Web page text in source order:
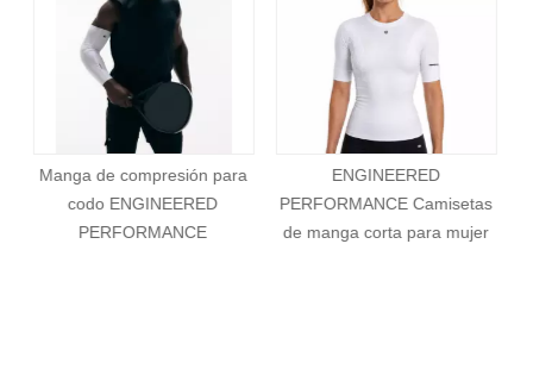
ellos remitirán su queja a nuestro equipo de quejas. Nuestro
equipo de quejas se ocupará de su queja de acuerdo con los
plazos establecidos anteriormente.
ENGINEERED
PERFORMANCE Camisetas
de manga corta para mujer
ENGINEERED
PERFORMANCE Camisetas
de manga corta para